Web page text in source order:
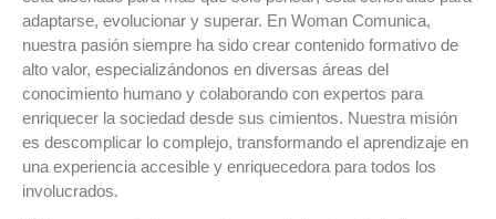
adaptarse, evolucionar y superar. En Woman Comunica,
nuestra pasión siempre ha sido crear contenido formativo de
alto valor, especializándonos en diversas áreas del
conocimiento humano y colaborando con expertos para
enriquecer la sociedad desde sus cimientos. Nuestra misión
es descomplicar lo complejo, transformando el aprendizaje en
una experiencia accesible y enriquecedora para todos los
involucrados.